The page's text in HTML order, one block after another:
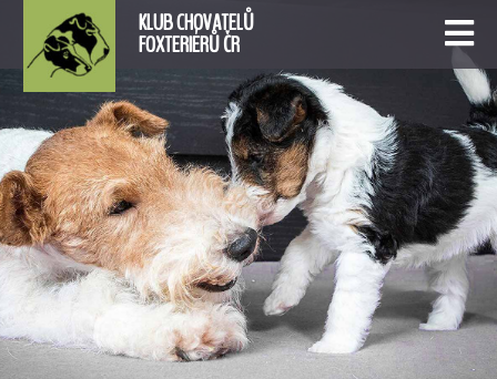
KLUB CHOVATELŮ
FOXTERIÉRŮ ČR